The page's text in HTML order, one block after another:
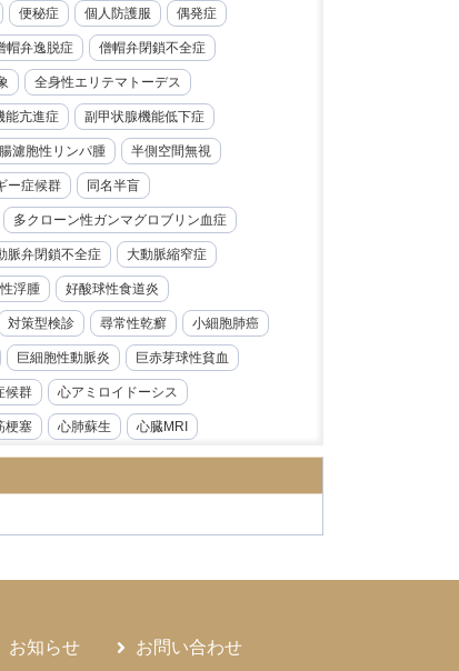
便秘症 個人防護服 偶発症
帽弁逸脱症 僧帽弁閉鎖不全症
全身性エリテマトーデス
能亢進症 副甲状腺機能低下症
濾胞性リンパ腫 半側空間無視
ー症候群​​ 同名半盲
多クローン性ガンマグロブリン血症
脈弁閉鎖不全症 大動脈縮窄症
浮腫 好酸球性食道炎
対策型検診 尋常性乾癬 小細胞肺癌
巨細胞性動脈炎 巨赤芽球性貧血
候群 心アミロイドーシス
梗塞 心肺蘇生 心臓MRI
髄性白血病 急性大動脈解離
性腎障害 急性膵炎 急性虫垂炎
お知らせ お問い合わせ